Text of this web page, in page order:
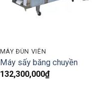
MÁY ĐÙN VIÊN
Máy sấy băng chuyền
132,300,000₫